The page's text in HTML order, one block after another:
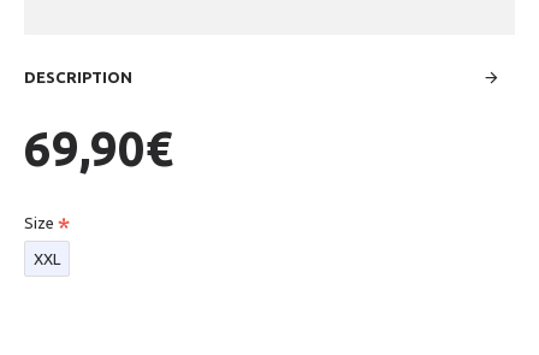
DESCRIPTION
69,90€
Size
XXL